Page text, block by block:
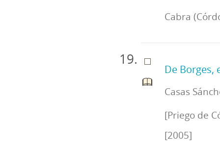
Cabra
De Borges,
Casas
[Priego de
[2005]